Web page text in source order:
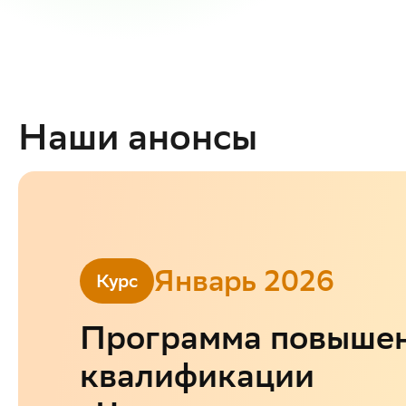
Наши анонсы
Курс Январь 2026
Программа
квалификации